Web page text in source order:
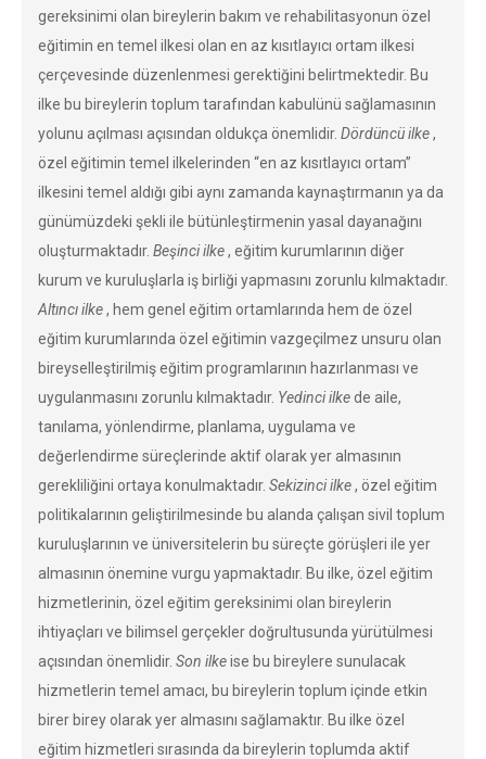
gereksinimi olan bireylerin bakım ve rehabilitasyonun özel
eğitimin en temel ilkesi olan en az kısıtlayıcı ortam ilkesi
çerçevesinde düzenlenmesi gerektiğini belirtmektedir. Bu
ilke bu bireylerin toplum tarafından kabulünü sağlamasının
yolunu açılması açısından oldukça önemlidir. Dördüncü ilke,
özel eğitimin temel ilkelerinden “en az kısıtlayıcı ortam”
ilkesini temel aldığı gibi aynı zamanda kaynaştırmanın ya da
günümüzdeki şekli ile bütünleştirmenin yasal dayanağını
oluşturmaktadır. Beşinci ilke, eğitim kurumlarının diğer
kurum ve kuruluşlarla iş birliği yapmasını zorunlu kılmaktadır.
Altıncı ilke, hem genel eğitim ortamlarında hem de özel
eğitim kurumlarında özel eğitimin vazgeçilmez unsuru olan
bireyselleştirilmiş eğitim programlarının hazırlanması ve
uygulanmasını zorunlu kılmaktadır. Yedinci ilkede aile,
tanılama, yönlendirme, planlama, uygulama ve
değerlendirme süreçlerinde aktif olarak yer almasının
gerekliliğini ortaya konulmaktadır. Sekizinci ilke, özel eğitim
politikalarının geliştirilmesinde bu alanda çalışan sivil toplum
kuruluşlarının ve üniversitelerin bu süreçte görüşleri ile yer
almasının önemine vurgu yapmaktadır. Bu ilke, özel eğitim
hizmetlerinin, özel eğitim gereksinimi olan bireylerin
ihtiyaçları ve bilimsel gerçekler doğrultusunda yürütülmesi
açısından önemlidir. Son ilkeise bu bireylere sunulacak
hizmetlerin temel amacı, bu bireylerin toplum içinde etkin
birer birey olarak yer almasını sağlamaktır. Bu ilke özel
eğitim hizmetleri sırasında da bireylerin toplumda aktif